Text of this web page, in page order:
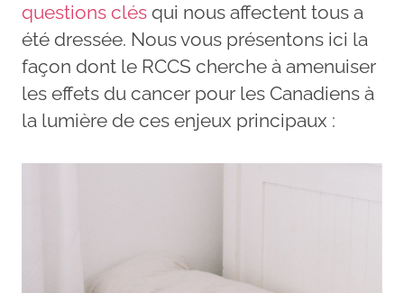
questions clés qui nous affectent tous a
été dressée. Nous vous présentons ici la
façon dont le RCCS cherche à amenuiser
les effets du cancer pour les Canadiens à
la lumière de ces enjeux principaux :